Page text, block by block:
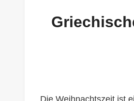
Die Weihnachtszeit ist